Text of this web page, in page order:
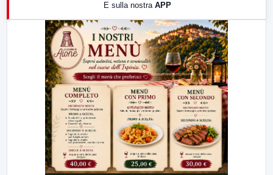
LabNews (replica)
E sulla nostra APP